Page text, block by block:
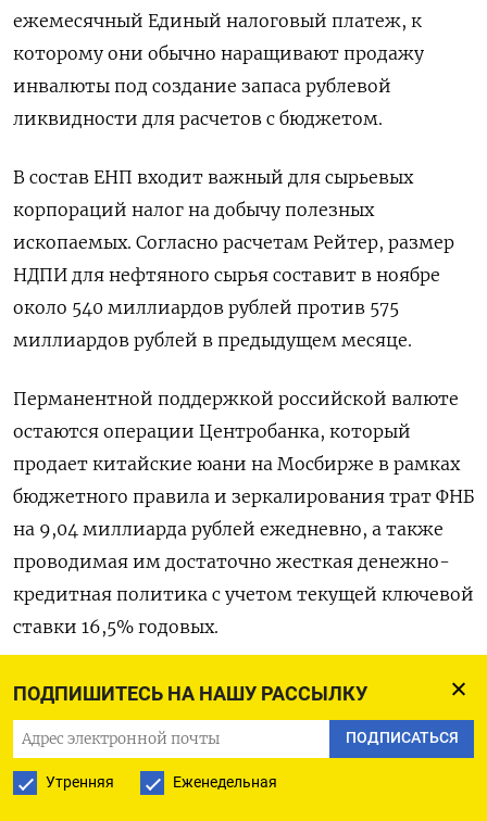
ПОДПИШИТЕСЬ НА НАШУ РАССЫЛКУ
ПОДПИСАТЬСЯ
Утренняя Еженедельная
ежемесячный Единый налоговый платеж, к
которому они обычно наращивают продажу
инвалюты под создание запаса рублевой
ликвидности для расчетов с бюджетом.
В состав ЕНП входит важный для сырьевых
корпораций налог на добычу полезных
ископаемых. Согласно расчетам Рейтер, размер
НДПИ для нефтяного сырья составит в ноябре
около 540 миллиардов рублей против 575
миллиардов рублей в предыдущем месяце.
Перманентной поддержкой российской валюте
остаются операции Центробанка, который
продает китайские юани на Мосбирже в рамках
бюджетного правила и зеркалирования трат ФНБ
на 9,04 миллиарда рублей ежедневно, а также
проводимая им достаточно жесткая денежно-
кредитная политика с учетом текущей ключевой
ставки 16,5% годовых.
(Московское бюро)
ПОДПИСАТЬСЯ НА ТЕЛЕГРАМ